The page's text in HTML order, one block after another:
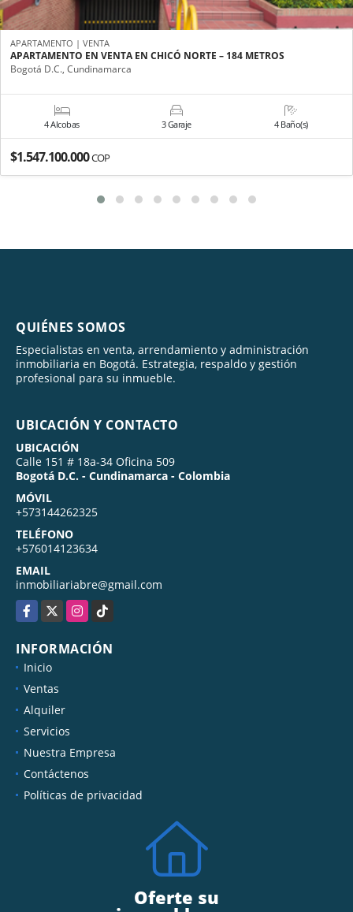
APARTAMENTO | VENTA
APARTAMENTO EN VENTA EN CHICÓ NORTE – 184 METROS
Bogotá D.C., Cundinamarca
4 Alcobas 3 Garaje 4 Baño(s)
$1.547.100.000COP
QUIÉNES SOMOS
Especialistas en venta, arrendamiento y administración
inmobiliaria en Bogotá. Estrategia, respaldo y gestión
profesional para su inmueble.
UBICACIÓN Y CONTACTO
UBICACIÓN
Calle 151 # 18a-34 Oficina 509
Bogotá D.C. - Cundinamarca - Colombia
MÓVIL
+573144262325
TELÉFONO
+576014123634
EMAIL
inmobiliariabre@gmail.com
INFORMACIÓN
Inicio
Ventas
Alquiler
Servicios
Nuestra Empresa
Contáctenos